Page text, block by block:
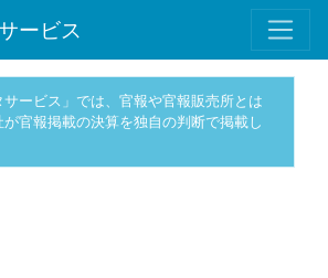
ービス
サービス」では、官報や官報販売所とは
官報掲載の決算を独自の判断で掲載し